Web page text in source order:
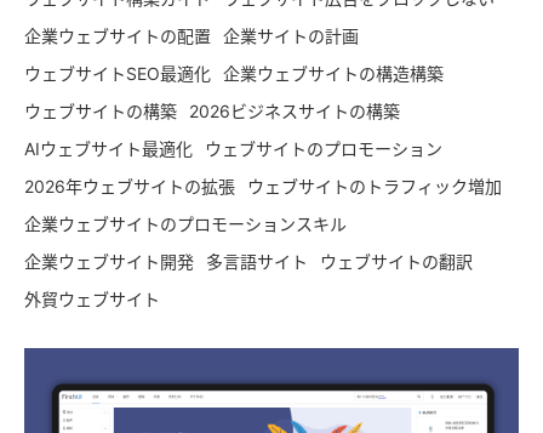
企業ウェブサイトの配置
企業サイトの計画
ウェブサイトSEO最適化 企業ウェブサイトの構造構築
ウェブサイトの構築
2026ビジネスサイトの構築
AIウェブサイト最適化
ウェブサイトのプロモーション
2026年ウェブサイトの拡張
ウェブサイトのトラフィック増加
企業ウェブサイトのプロモーションスキル
企業ウェブサイト開発
多言語サイト
ウェブサイトの翻訳
外貿ウェブサイト